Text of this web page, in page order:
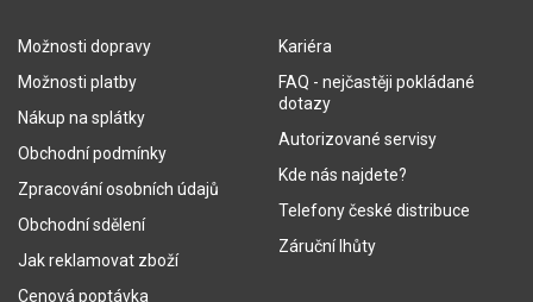
Možnosti dopravy
Možnosti platby
Nákup na splátky
Obchodní podmínky
Zpracování osobních údajů
Obchodní sdělení
Jak reklamovat zboží
Cenová poptávka
Kariéra
FAQ - nejčastěji pokládané
dotazy
Autorizované servisy
Kde nás najdete?
Telefony české distribuce
Záruční lhůty